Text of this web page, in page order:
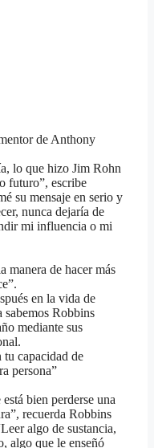
de Anthony
lo que hizo Jim Rohn
futuro”, escribe
su mensaje en serio y
nunca dejaría de
mi influencia o mi
manera de hacer más
en la vida de
Robbins
mediante sus
tu capacidad de
persona”
bien perderse una
recuerda Robbins
algo de sustancia,
algo que le enseñó